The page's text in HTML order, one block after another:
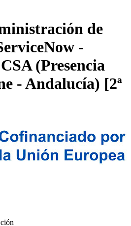
de
-
(Presencia
- Andalucía) [2ª